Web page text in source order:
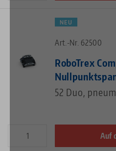
NEU
Art.-Nr. 62500
RoboTrex
52 Duo,
Auf